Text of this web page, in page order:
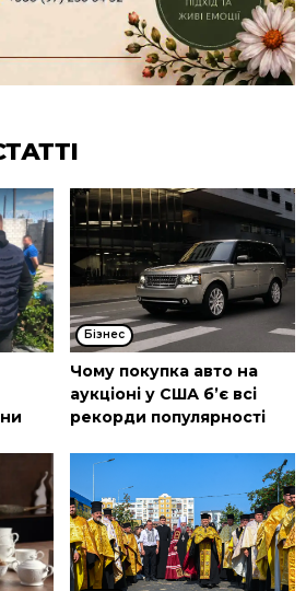
Бізнес
Чому покупка авто на
аукціоні у США б’є всі
рекорди популярності